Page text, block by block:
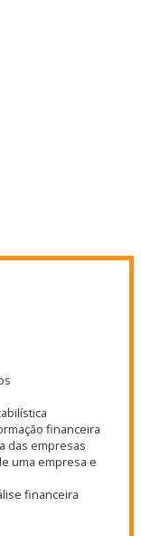
financeira
das empresas
uma empresa e
financeira